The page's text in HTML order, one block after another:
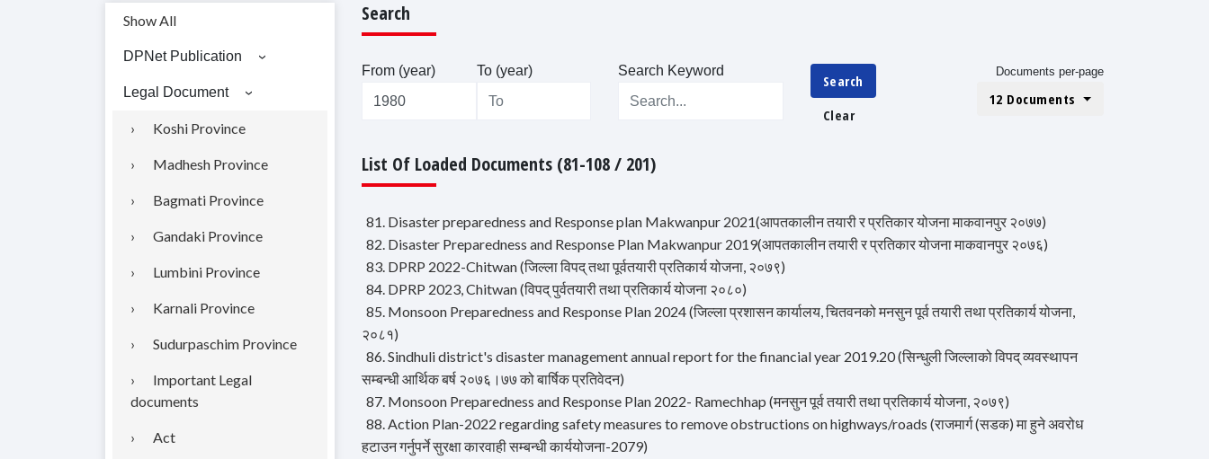
Show All
DPNet Publication
Legal Document
Koshi Province
Madhesh Province
Bagmati Province
Gandaki Province
Lumbini Province
Karnali Province
Sudurpaschim Province
Important Legal
documents
Act
Search
From (year) To (year) Search Keyword
Search
Clear
Documents per-page
12 Documents
List Of Loaded Documents (81-108 / 201)
81. Disaster preparedness and Response plan Makwanpur 2021(आपतकालीन तयारी र प्रतिकार योजना माकवानपुर २०७७)
82. Disaster Preparedness and Response Plan Makwanpur 2019(आपतकालीन तयारी र प्रतिकार योजना माकवानपुर २०७६)
83. DPRP 2022-Chitwan (जिल्ला विपद् तथा पूर्वतयारी प्रतिकार्य योजना, २०७९)
84. DPRP 2023, Chitwan (विपद् पुर्वतयारी तथा प्रतिकार्य योजना २०८०)
85. Monsoon Preparedness and Response Plan 2024 (जिल्ला प्रशासन कार्यालय, चितवनको मनसुन पूर्व तयारी तथा प्रतिकार्य योजना,
२०८१)
86. Sindhuli district's disaster management annual report for the financial year 2019.20 (सिन्धुली जिल्लाको विपद् व्यवस्थापन
सम्बन्धी आर्थिक बर्ष २०७६।७७ को बार्षिक प्रतिवेदन)
87. Monsoon Preparedness and Response Plan 2022- Ramechhap (मनसुन पूर्व तयारी तथा प्रतिकार्य योजना, २०७९)
88. Action Plan-2022 regarding safety measures to remove obstructions on highways/roads (राजमार्ग (सडक) मा हुने अवरोध
हटाउन गर्नुपर्ने सुरक्षा कारवाही सम्बन्धी कार्ययोजना-2079)